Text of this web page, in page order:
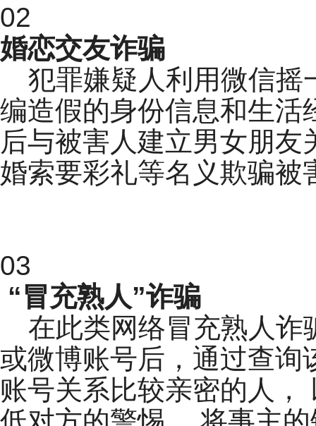
02
婚恋交友诈骗
犯罪嫌疑人利用微信摇
编造假的身份信息和生活
后与被害人建立男女朋
婚索要彩礼等名义欺骗被
03
“冒充熟人”诈骗
在此类网络冒充熟人诈
或微博账号后，通过查询
账号关系比较亲密的人